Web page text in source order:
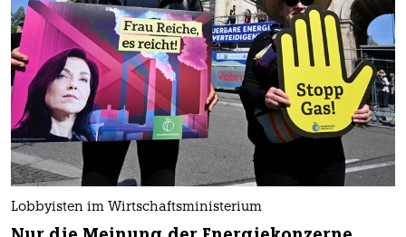
Lobbyisten im Wirtschaftsministerium